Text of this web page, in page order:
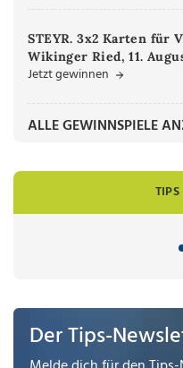
STEYR. 3x2 Karten für
Wikinger Ried, 11.
Jetzt gewinnen
ALLE GEWINNSPIELE
Der Tips-